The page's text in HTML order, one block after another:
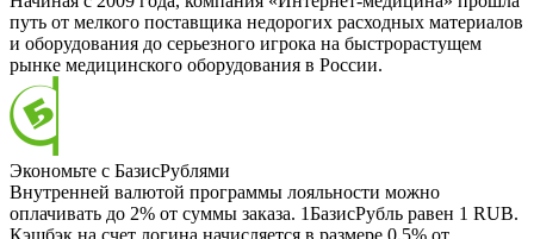
путь от мелкого поставщика недорогих расходных материалов
и оборудования до серьезного игрока на быстрорастущем
рынке медицинского оборудования в России.
Экономьте с БазисРублями
Внутренней валютой программы лояльности можно
оплачивать до 2% от суммы заказа. 1БазисРубль равен 1 RUB.
Кэшбэк на счет логина начисляется в размере 0.5% от